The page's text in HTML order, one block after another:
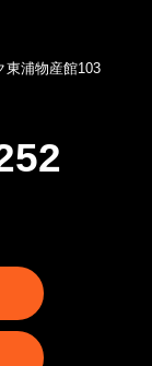
東浦物産館103